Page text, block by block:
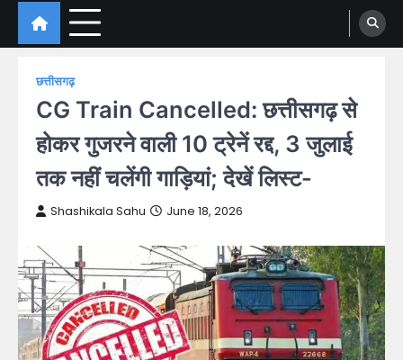
छत्तीसगढ़
CG Train Cancelled: छत्तीसगढ़ से
होकर गुजरने वाली 10 ट्रेनें रद्द, 3 जुलाई
तक नहीं चलेंगी गाड़ियां; देखें लिस्ट-
Shashikala Sahu June 18, 2026